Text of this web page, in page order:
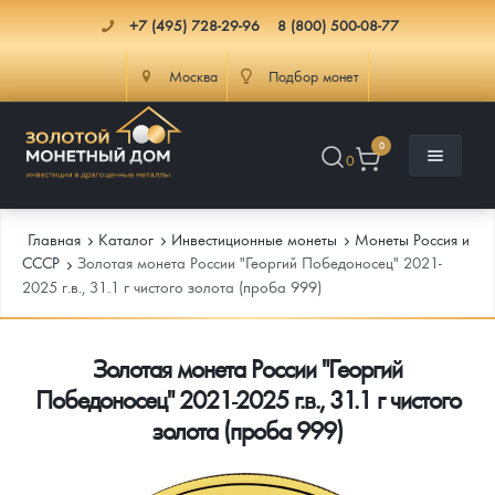
+7 (495) 728-29-96 8 (800) 500-08-77
Москва Подбор монет
0
0
Каталог
Каталог Монет
Инвестиционные монеты
Как сделать заказ
Главная Каталог Инвестиционные монеты
Монеты Россия и
СССР
Золотая монета России "Георгий Победоносец" 2021-
2025 г.в., 31.1 г чистого золота (проба 999)
Золотая монета России "Георгий
Победоносец" 2021-2025 г.в., 31.1 г чистого
золота (проба 999)